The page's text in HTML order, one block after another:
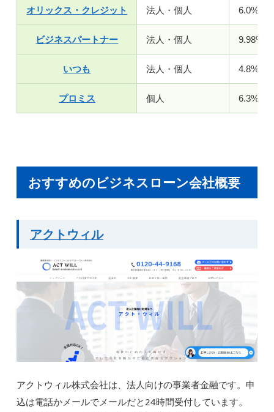
オリックス・クレジット 法人・個人 6.0%〜
ビジネスパートナー 法人・個人 9.98%
いつも 法人・個人 4.8%～
プロミス 個人 6.3%～
おすすめのビジネスローン会社概要
アクトウィル
アクトウィル株式会社は、法人向けの事業者金融です。申
込は電話かメールでメールだと24時間受付しています。